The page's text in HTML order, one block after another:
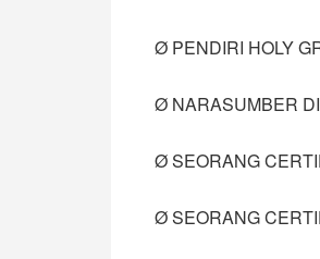
Ø PENDIRI HOLY
Ø NARASUMBER
Ø SEORANG
Ø SEORANG